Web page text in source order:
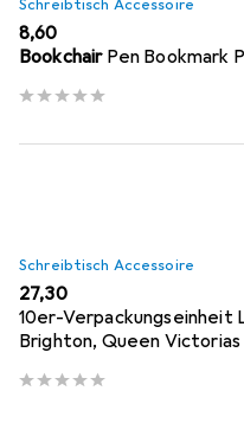
Schreibtisch Accessoire
EUR
8,60
Bookchair Pen Bookmark
Schreibtisch Accessoire
EUR
27,30
10er-Verpackungseinheit
Brighton, Queen